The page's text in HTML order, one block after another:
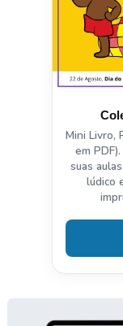
Mini Livro,
em
suas
lúdico